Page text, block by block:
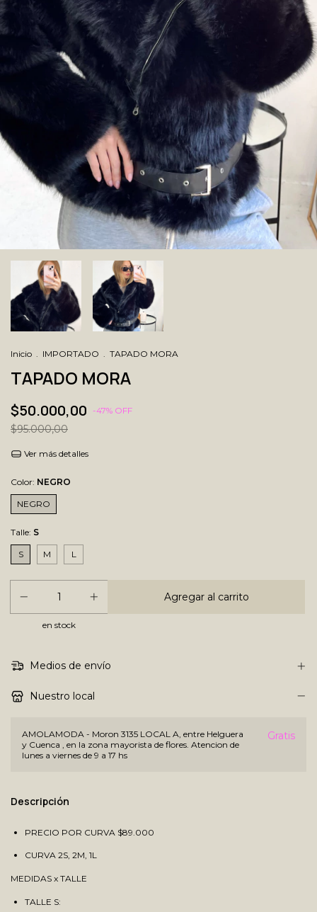
Inicio . IMPORTADO . TAPADO MORA
TAPADO MORA
$50.000,00 -47% OFF
$95.000,00
Ver más detalles
Color: NEGRO
NEGRO
Talle: S
S M L
en stock
Medios de envío
Nuestro local
AMOLAMODA - Moron 3135 LOCAL A, entre Helguera
y Cuenca , en la zona mayorista de flores. Atencion de
lunes a viernes de 9 a 17 hs
Gratis
Descripción
PRECIO POR CURVA $89.000
CURVA 2S, 2M, 1L
MEDIDAS x TALLE
TALLE S: